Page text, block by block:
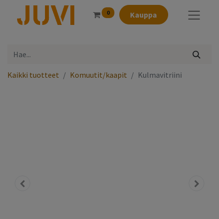
0 Kauppa
Kaikki tuotteet Komuutit/kaapit Kulmavitriini